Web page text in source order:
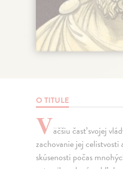
O TITULE
Väčšiu časť svojej
zachovanie jej
skúsenosti počas